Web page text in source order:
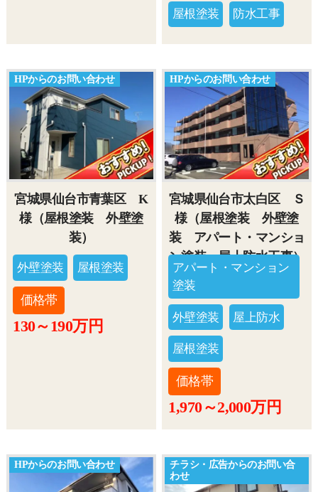
屋根塗装 防水工事
HPからのお問い合わせ
宮城県仙台市青葉区 K
様（屋根塗装 外壁塗
装）
外壁塗装 屋根塗装
価格帯
130～190万円
HPからのお問い合わせ
宮城県仙台市太白区 Ｓ
様（屋根塗装 外壁塗
装 アパート・マンショ
ン塗装 屋上防水工事）
アパート・マンション
塗装
外壁塗装 屋上防水
屋根塗装
価格帯
1,970～2,000万円
HPからのお問い合わせ
チラシ・広告からのお問い合
わせ